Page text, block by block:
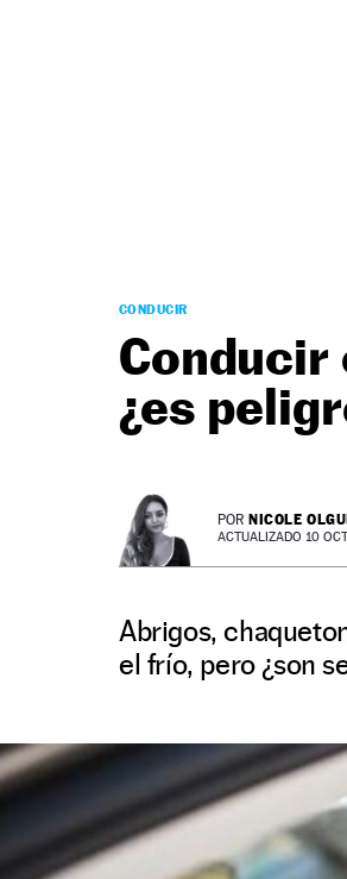
CONDUCIR
Conducir
¿es
POR NICOLE
ACTUALIZADO 10
Abrigos,
el frío, pero ¿son